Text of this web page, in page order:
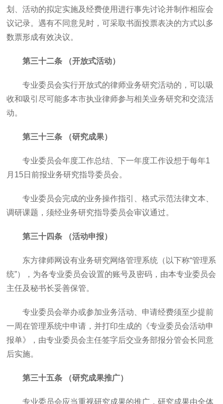
划、活动的拟定实施及经费使用进行事先讨论并制作相应会
议记录。遇有不同意见时，可采取书面投票表决的方式以多
数票形成有效决议。
第三十二条 （开放式活动）
专业委员会实行开放式的律师业务研究活动的，可以吸
收和吸引尽可能多本市执业律师参与相关业务研究和交流活
动。
第三十三条 （研究成果）
专业委员会年度工作总结、下一年度工作设想于每年1
月15日前报业务研究指导委员会。
专业委员会完成的业务操作指引、格式示范法律文本、
调研课题，须经业务研究指导委员会审议通过。
第三十四条 （活动申报）
东方律师网设有业务研究网络管理系统（以下称“管理系
统”），为各专业委员会设置的账号及密码，由本专业委员会
主任及秘书长妥善保管。
专业委员会举办或参加业务活动、申请经费须至少提前
一周在管理系统中申请，并打印生成的《专业委员会活动申
报单》，由专业委员会主任签字后交业务部报分管会长同意
后实施。
第三十五条 （研究成果推广）
专业委员会应当重视研究成果的推广，研究成果由全体